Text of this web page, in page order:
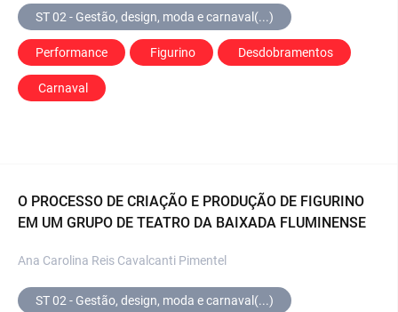
ST 02 - Gestão, design, moda e carnaval(...)
Performance Figurino Desdobramentos
Carnaval
O PROCESSO DE CRIAÇÃO E PRODUÇÃO DE FIGURINO
EM UM GRUPO DE TEATRO DA BAIXADA FLUMINENSE
Ana Carolina Reis Cavalcanti Pimentel
ST 02 - Gestão, design, moda e carnaval(...)